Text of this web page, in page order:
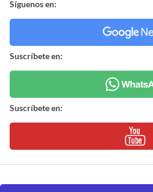
Síguenos en:
Suscríbete en:
Suscríbete en: